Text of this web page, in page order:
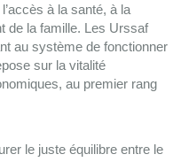
à la santé, à la
de la famille. Les Urssaf
au système de fonctionner
sur la vitalité
au premier rang
le juste équilibre entre le